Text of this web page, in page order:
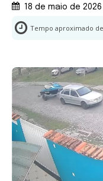
18 de maio de 2026
Tempo aproximado